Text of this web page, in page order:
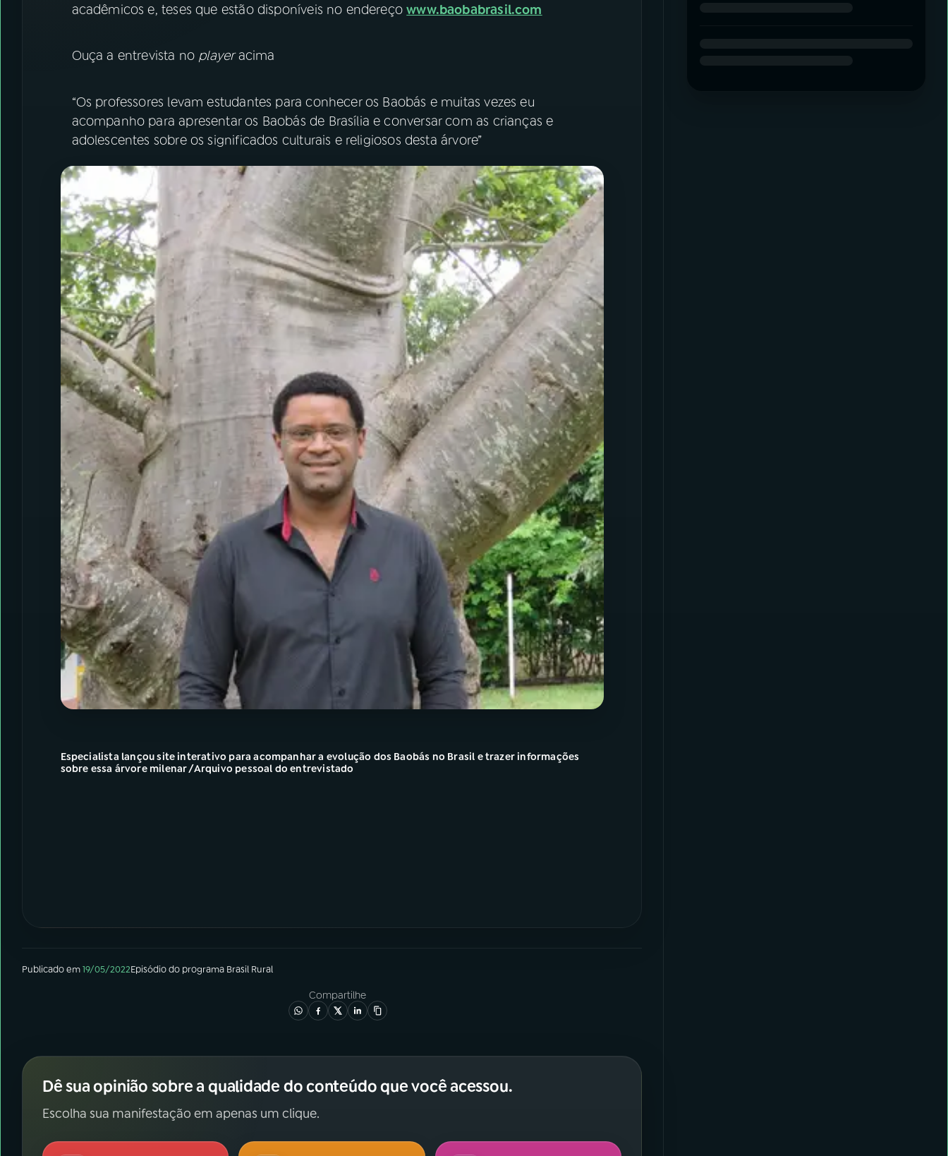
acadêmicos e, teses que estão disponíveis no endereçowww.baobabrasil.com
Ouça a entrevista no playeracima
“Os professores levam estudantes para conhecer os Baobás e muitas vezes eu
acompanho para apresentar os Baobás de Brasília e conversar com as crianças e
adolescentes sobre os significados culturais e religiosos desta árvore”
Especialista lançou site interativo para acompanhar a evolução dos Baobás no Brasil e trazer informações
sobre essa árvore milenar /Arquivo pessoal do entrevistado
Publicado em19/05/2022Episódiodo programa Brasil Rural
Compartilhe
Dê sua opinião sobre a qualidade do conteúdo que você acessou.
Escolha sua manifestação em apenas um clique.